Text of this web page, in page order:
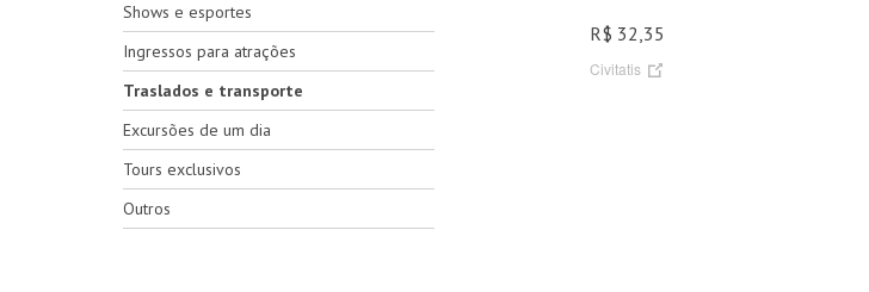
Shows e esportes
Ingressos para atrações
Traslados e transporte
Excursões de um dia
Tours exclusivos
Outros
R$ 32,35
Civitatis